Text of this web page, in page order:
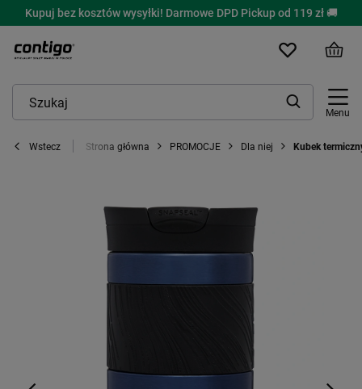
Kupuj bez kosztów wysyłki! Darmowe DPD Pickup od 119 zł 🚚
Menu
Wstecz Strona główna PROMOCJE Dla niej Kubek